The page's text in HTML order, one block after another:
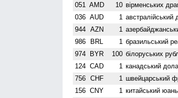
051 AMD 10 вiрменських
036 AUD 1 австралійський
944 AZN 1
986 BRL 1 бразильський
974 BYR 100 білоруських
124 CAD 1 канадський
756 CHF 1 швейцарський
156 CNY 1 китайський